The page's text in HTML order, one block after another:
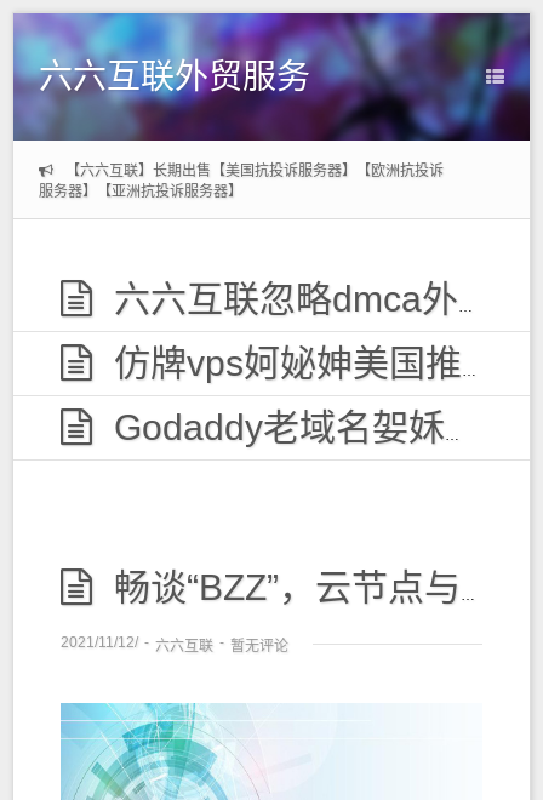
六六互联外贸服务
【六六互联】长期出售【美国抗投诉服务器】【欧洲抗投诉
服务器】【亚洲抗投诉服务器】
六六互联忽略dmca外贸服务器，无视投诉
仿牌vps妸妼妽美国推荐空间主机,防投诉国外欧洲荷兰仿牌服务器外贸抗投诉vps主机空间
Godaddy老域名妿姀姁购买,老域名交易出售,已备案域名,百度权重高pr域名,百度搜狗收录域名
畅谈“BZZ”，云节点与物理节点的区别
2021/11/12/ - 六六互联 - 暂无评论